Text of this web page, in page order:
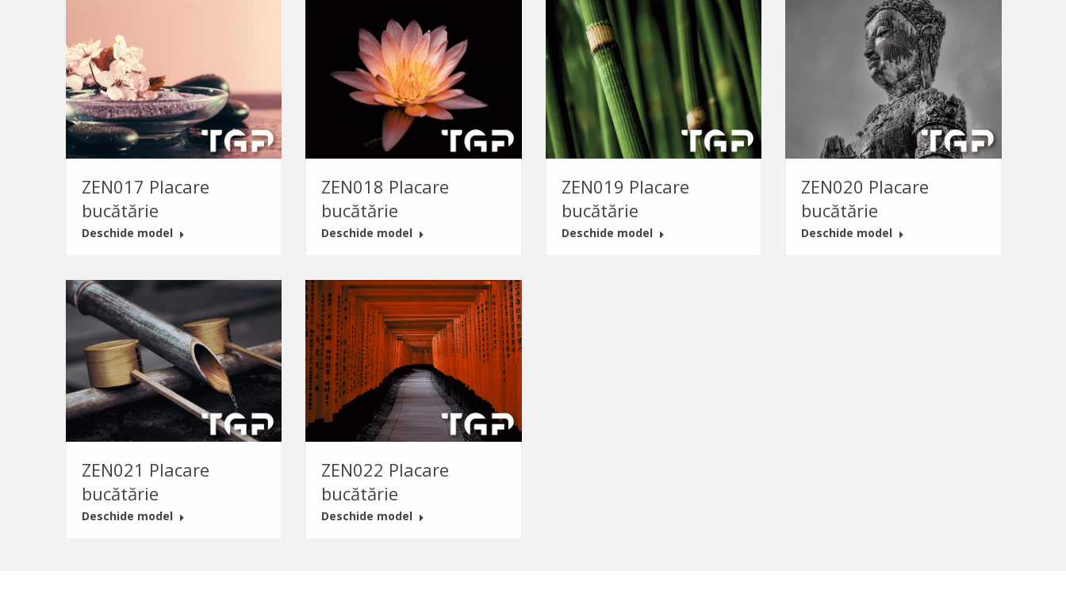
ZEN017 Placare
bucătărie
Deschide model
ZEN018 Placare
bucătărie
Deschide model
ZEN019 Placare
bucătărie
Deschide model
ZEN020 Placare
bucătărie
Deschide model
ZEN021 Placare
bucătărie
Deschide model
ZEN022 Placare
bucătărie
Deschide model